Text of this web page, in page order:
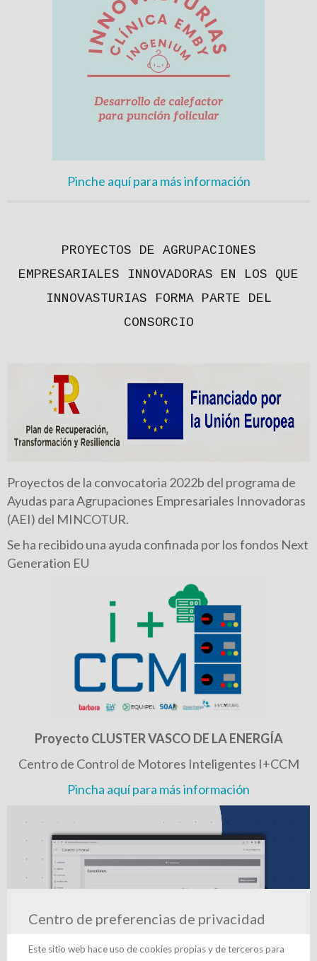
Pinche aquí para más información
PROYECTOS DE AGRUPACIONES
EMPRESARIALES INNOVADORAS EN LOS QUE
INNOVASTURIAS FORMA PARTE DEL
CONSORCIO
Proyectos de la convocatoria 2022b del programa de
Ayudas para Agrupaciones Empresariales Innovadoras
(AEI) del MINCOTUR.
Se ha recibido una ayuda confinada por los fondos Next
Generation EU
Proyecto CLUSTER VASCO DE LA ENERGÍA
Centro de Control de Motores Inteligentes I+CCM
Pincha aquí para más información
Centro de preferencias de privacidad
Este sitio web hace uso de cookies propias y de terceros para